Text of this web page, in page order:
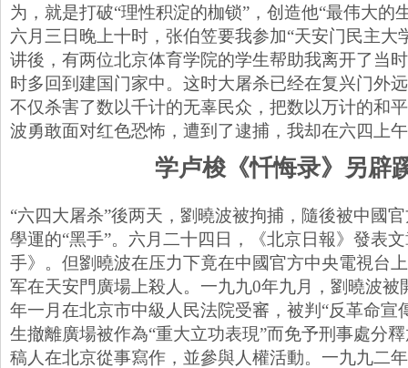
为，就是打破“理性积淀的枷锁”，创造他“最伟大的
六月三日晚上十时，张伯笠要我参加“天安门民主大
讲後，有两位北京体育学院的学生帮助我离开了当
时多回到建国门家中。这时大屠杀已经在复兴门外
不仅杀害了数以千计的无辜民众，把数以万计的和
波勇敢面对红色恐怖，遭到了逮捕，我却在六四上
学卢梭《忏悔录》另辟
“六四大屠杀”後两天，劉曉波被拘捕，隨後被中國
學運的“黑手”。六月二十四日，《北京日報》發表
手》。但劉曉波在压力下竟在中國官方中央電視台
军在天安門廣場上殺人。一九九0年九月，劉曉波被
年一月在北京市中級人民法院受審，被判“反革命宣
生撤離廣場被作為“重大立功表現”而免予刑事處分
稿人在北京從事寫作，並參與人權活動。一九九二